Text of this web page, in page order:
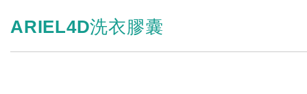
ARIEL4D洗衣膠囊